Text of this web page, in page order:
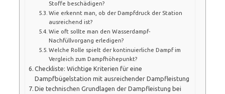
Stoffe beschädigen?
Wie erkennt man, ob der Dampfdruck der Station
ausreichend ist?
Wie oft sollte man den Wasserdampf-
Nachfüllvorgang erledigen?
Welche Rolle spielt der kontinuierliche Dampf im
Vergleich zum Dampfhöhepunkt?
Checkliste: Wichtige Kriterien für eine
Dampfbügelstation mit ausreichender Dampfleistung
Die technischen Grundlagen der Dampfleistung bei